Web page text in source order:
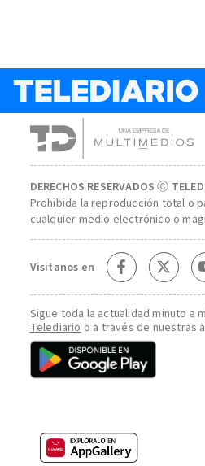
DERECHOS RESERVADOS Ⓒ
Prohibida la reproducción total o
cualquier medio electrónico o
Visitanos en
Sigue toda la actualidad minuto a
Telediario o a través de nuestras